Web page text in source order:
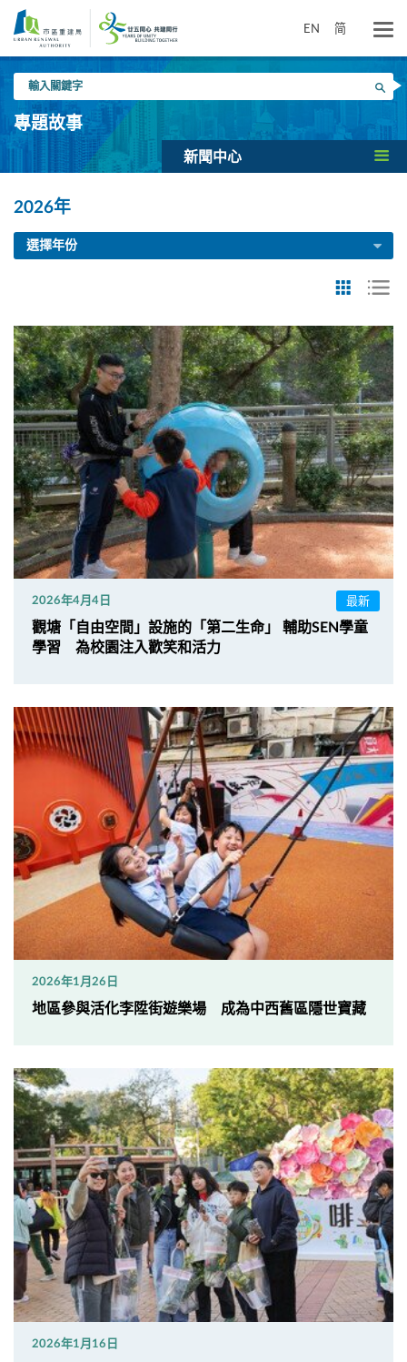
要
EN 简
入
關
鍵
搜尋
專題故事
新聞中心
2026年
選擇年份
2026年4月4日 最新
觀塘「自由空間」設施的「第二生命」 輔助SEN學童
學習 為校園注入歡笑和活力
2026年1月26日
地區參與活化李陞街遊樂場 成為中西舊區隱世寶藏
2026年1月16日